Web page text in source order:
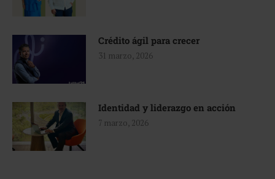
Crédito ágil para crecer
31 marzo, 2026
Identidad y liderazgo en acción
7 marzo, 2026